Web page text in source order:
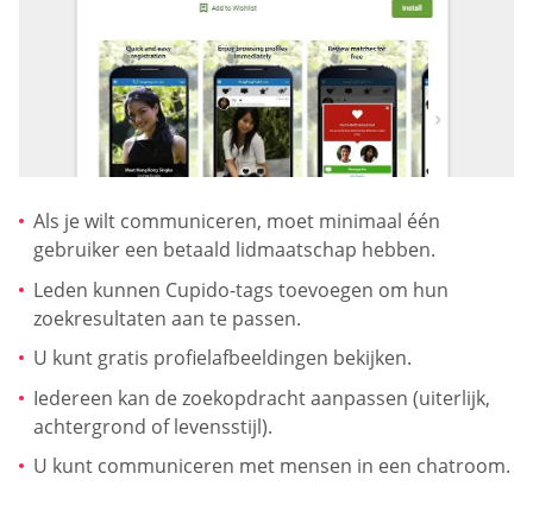
Als je wilt communiceren, moet minimaal één
gebruiker een betaald lidmaatschap hebben.
Leden kunnen Cupido-tags toevoegen om hun
zoekresultaten aan te passen.
U kunt gratis profielafbeeldingen bekijken.
Iedereen kan de zoekopdracht aanpassen (uiterlijk,
achtergrond of levensstijl).
U kunt communiceren met mensen in een chatroom.